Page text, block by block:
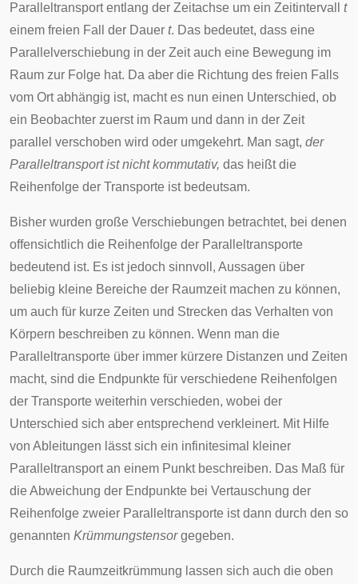
Paralleltransport entlang der Zeitachse um ein Zeitintervall t
einem freien Fall der Dauer t. Das bedeutet, dass eine
Parallelverschiebung in der Zeit auch eine Bewegung im
Raum zur Folge hat. Da aber die Richtung des freien Falls
vom Ort abhängig ist, macht es nun einen Unterschied, ob
ein Beobachter zuerst im Raum und dann in der Zeit
parallel verschoben wird oder umgekehrt. Man sagt, der
Paralleltransport ist nicht kommutativ, das heißt die
Reihenfolge der Transporte ist bedeutsam.
Bisher wurden große Verschiebungen betrachtet, bei denen
offensichtlich die Reihenfolge der Paralleltransporte
bedeutend ist. Es ist jedoch sinnvoll, Aussagen über
beliebig kleine Bereiche der Raumzeit machen zu können,
um auch für kurze Zeiten und Strecken das Verhalten von
Körpern beschreiben zu können. Wenn man die
Paralleltransporte über immer kürzere Distanzen und Zeiten
macht, sind die Endpunkte für verschiedene Reihenfolgen
der Transporte weiterhin verschieden, wobei der
Unterschied sich aber entsprechend verkleinert. Mit Hilfe
von Ableitungen lässt sich ein infinitesimal kleiner
Paralleltransport an einem Punkt beschreiben. Das Maß für
die Abweichung der Endpunkte bei Vertauschung der
Reihenfolge zweier Paralleltransporte ist dann durch den so
genannten Krümmungstensorgegeben.
Durch die Raumzeitkrümmung lassen sich auch die oben